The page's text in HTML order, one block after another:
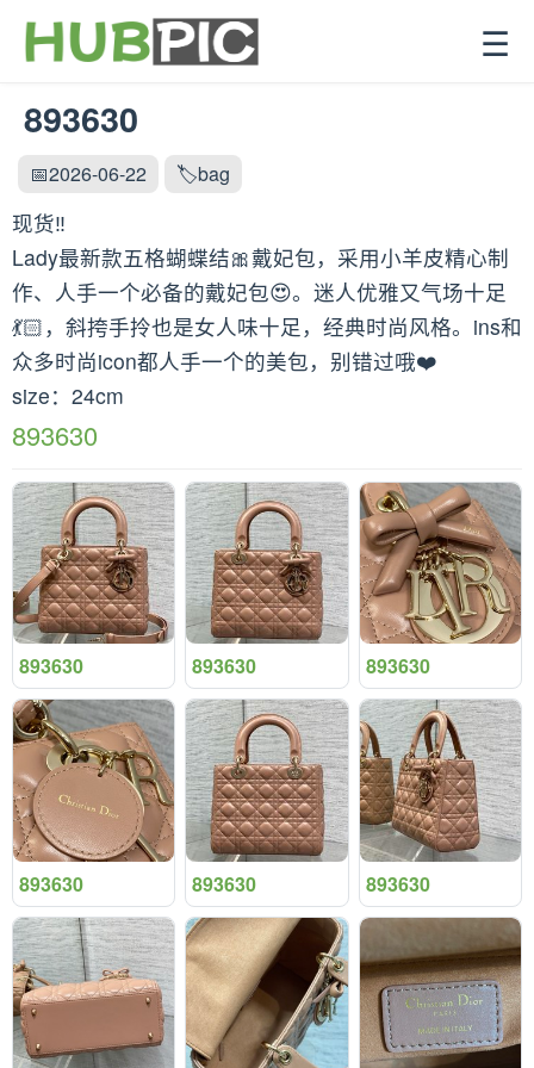
☰
893630
📅2026-06-22 🏷️bag
现货‼️
Lady最新款五格蝴蝶结🎀戴妃包，采用小羊皮精心制
作、人手一个必备的戴妃包😍。迷人优雅又气场十足
💃🏻，斜挎手拎也是女人味十足，经典时尚风格。ins和
众多时尚icon都人手一个的美包，别错过哦❤️
size：24cm
893630
893630 893630 893630
893630 893630 893630